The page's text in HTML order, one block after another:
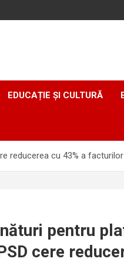
EDUCAȚIE ȘI CULTURĂ
reducerea cu 43% a
pentru
cere